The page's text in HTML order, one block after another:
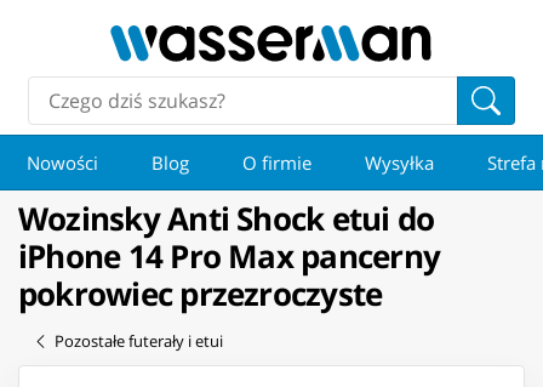
Nowości Blog O firmie Wysyłka Strefa
Wozinsky Anti Shock etui do
iPhone 14 Pro Max pancerny
pokrowiec przezroczyste
Pozostałe futerały i etui